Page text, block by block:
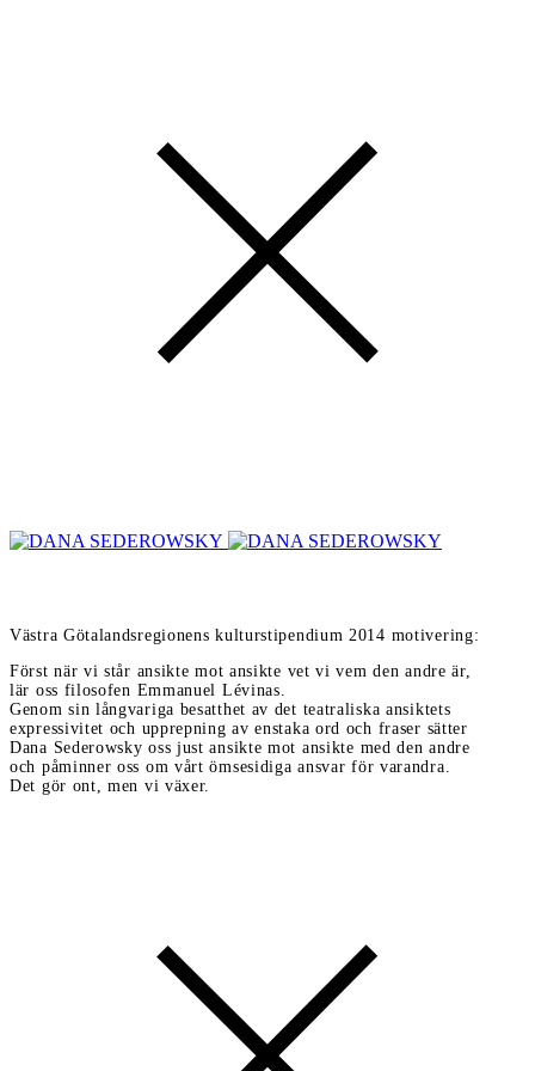
Västra Götalandsregionens kulturstipendium 2014 motivering:
Först när vi står ansikte mot ansikte vet vi vem den andre är,
lär oss filosofen Emmanuel Lévinas.
Genom sin långvariga besatthet av det teatraliska ansiktets
expressivitet och upprepning av enstaka ord och fraser sätter
Dana Sederowsky oss just ansikte mot ansikte med den andre
och påminner oss om vårt ömsesidiga ansvar för varandra.
Det gör ont, men vi växer.